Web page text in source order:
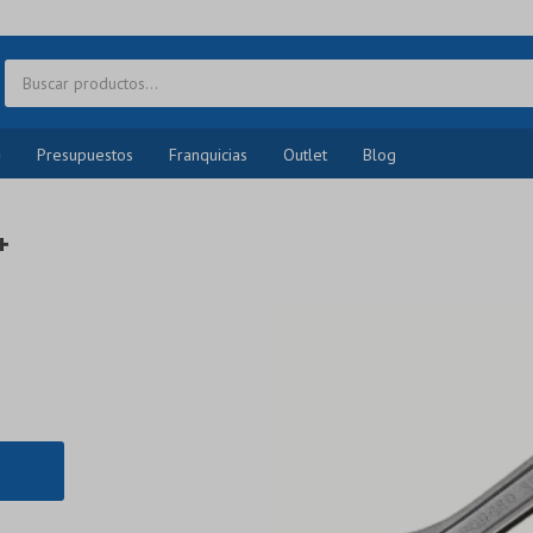
Presupuestos Franquicias Outlet Blog